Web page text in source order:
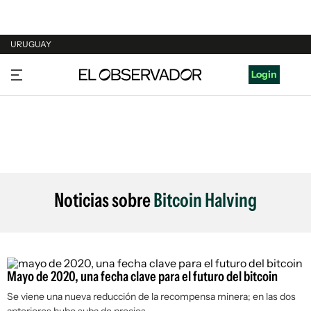
URUGUAY
URUGUAY
ARGENTINA
Login
Noticias sobreBitcoin Halving
Mayo de 2020, una fecha clave para el futuro del bitcoin
Se viene una nueva reducción de la recompensa minera; en las dos